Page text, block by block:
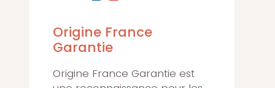
Origine France
Garantie
Origine France Garantie est